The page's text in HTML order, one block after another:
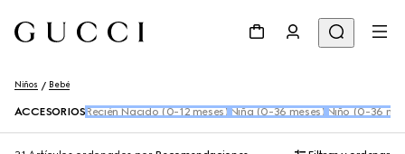
Niños Bebé
ACCESORIOS Recién Nacido (0-12 meses) Niña (0-36 meses) Niño (0-36